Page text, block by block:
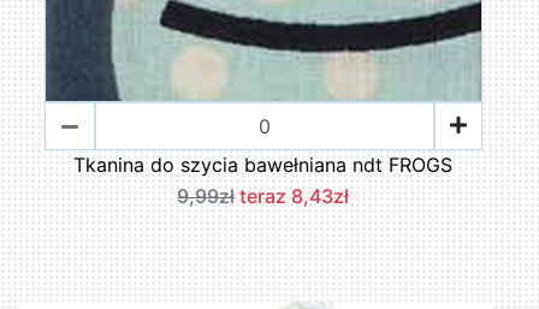
Tkanina do szycia bawełniana ndt FROGS
9,99zł teraz 8,43zł